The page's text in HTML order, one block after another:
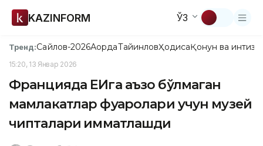
KAZINFORM ЎЗ
Тренд:Сайлов-2026АқордаТайинловҲодисаҚонун ва
15:20, 13 Январ 2026
Францияда ЕИга аъзо бўлмаган
мамлакатлар фуқаролари учун музей
чипталари қимматлашди